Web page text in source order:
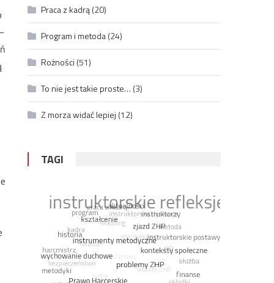
Praca z kadrą(20)
Program i metoda(24)
Rożności (51)
To nie jest takie proste… (3)
Z morza widać lepiej (12)
TAGI